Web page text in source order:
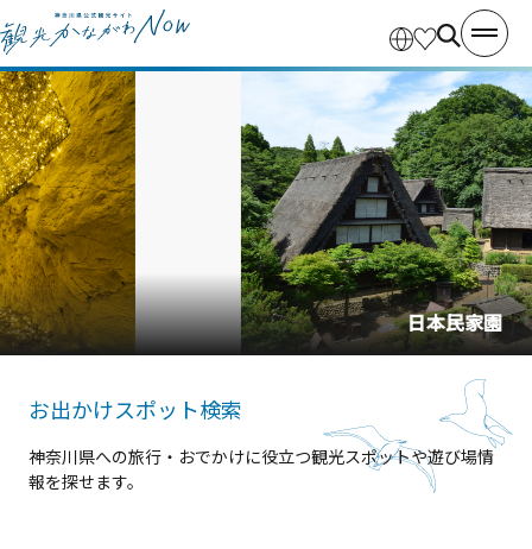
日本民家園
お出かけスポット検索
神奈川県への旅行・おでかけに役立つ観光スポットや遊び場情
報を探せます。